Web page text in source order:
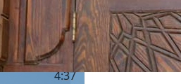
6 :18
الظهر
1 : 1
العصر
4:37